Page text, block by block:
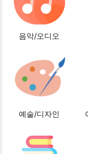
음악/오디오
예술/디자인